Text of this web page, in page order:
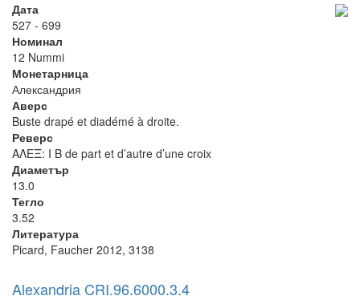
Дата
527 - 699
Номинал
12 Nummi
Монетарница
Александрия
Аверс
Buste drapé et diadémé à droite.
Реверс
ΑΛΕΞ: I B de part et d’autre d’une croix
Диаметър
13.0
Тегло
3.52
Литература
Picard, Faucher 2012, 3138
Alexandria CRI.96.6000.3.4